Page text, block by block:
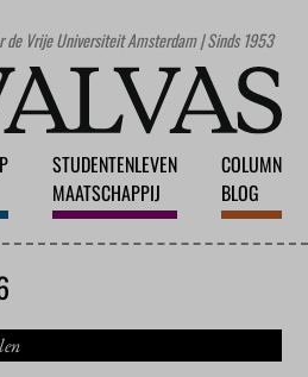
Vrije Universiteit Amsterdam | Sinds 1953
STUDENTENLEVEN
MAATSCHAPPIJ
COLUMN
BLOG